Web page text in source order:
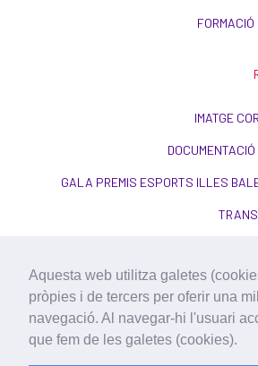
Aquesta web utilitza galetes
pròpies i de tercers per oferir una
navegació. Al navegar-hi l'usuari
que fem de les galetes (cookies).
IMATGE
GALA PREMIS ESPORTS ILLES